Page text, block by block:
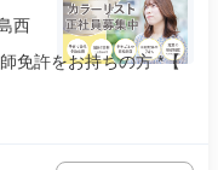
西
免許をお持ちの方 *【